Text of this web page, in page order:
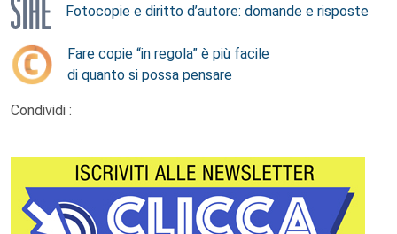
Fotocopie e diritto d’autore: domande e risposte
Fare copie “in regola” è più facile
di quanto si possa pensare
Condividi :